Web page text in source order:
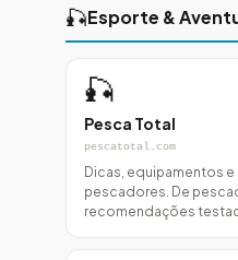
🎣Esporte &
🎣
Pesca Total
pescatotal.com
Dicas, equipamentos
pescadores. De
recomendações